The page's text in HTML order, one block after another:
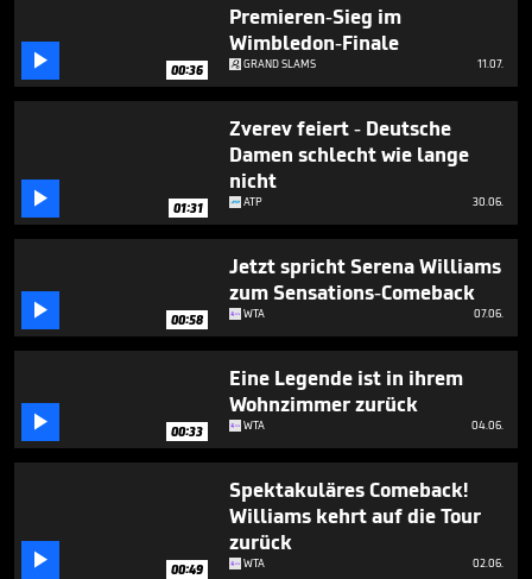
seconds
 00:36
Premieren-Sieg im
Wimbledon-Finale
GRAND SLAMS 11.07.
 01:31
Zverev feiert - Deutsche
Damen schlecht wie lange
nicht
ATP 30.06.
 00:58
Jetzt spricht Serena Williams
zum Sensations-Comeback
WTA 07.06.
 00:33
Eine Legende ist in ihrem
Wohnzimmer zurück
WTA 04.06.
 00:49
Spektakuläres Comeback!
Williams kehrt auf die Tour
zurück
WTA 02.06.